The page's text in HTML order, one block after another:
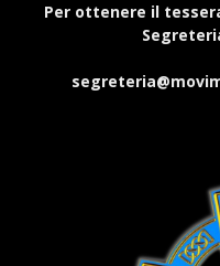
Per ottenere il